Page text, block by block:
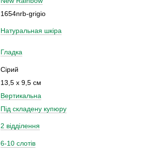
1654nrb-grigio
Натуральная шкіра
Гладка
Сірий
13,5 х 9,5 см
Вертикальна
Під складену купюру
2 відділення
6-10 слотів